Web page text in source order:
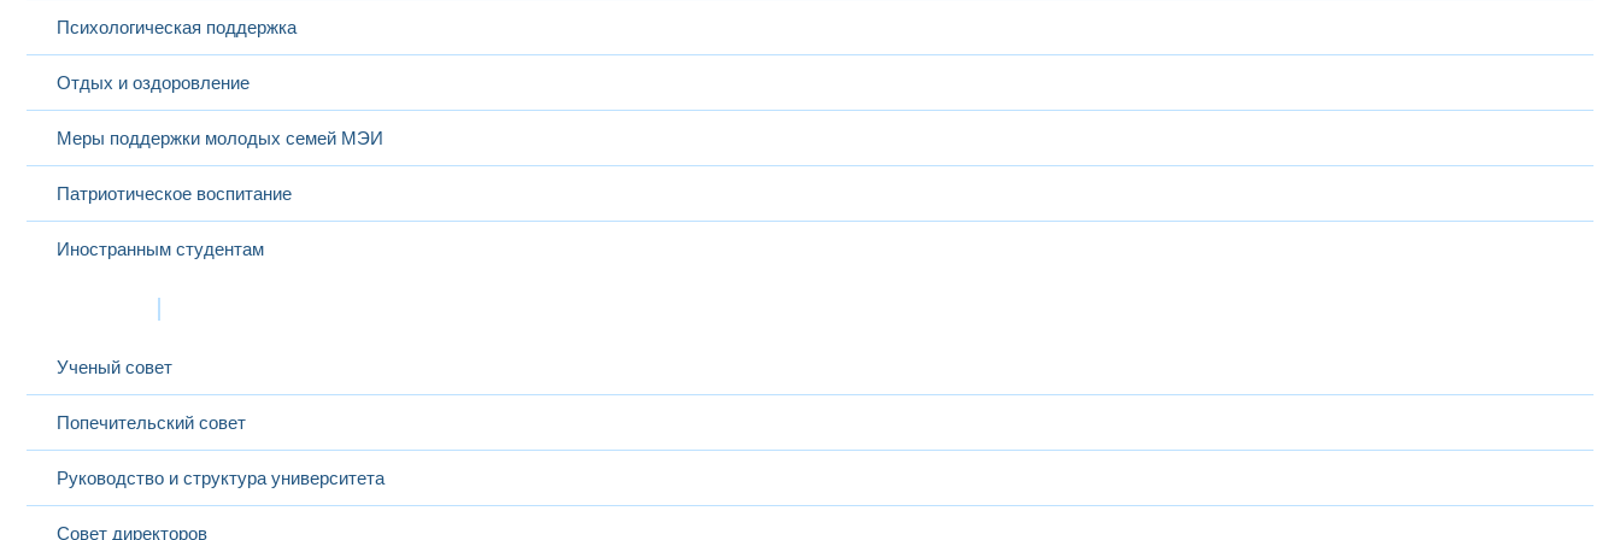
Психологическая поддержка
Отдых и оздоровление
Меры поддержки молодых семей МЭИ
Патриотическое воспитание
Иностранным студентам
Ученый совет
Попечительский совет
Руководство и структура университета
Совет директоров